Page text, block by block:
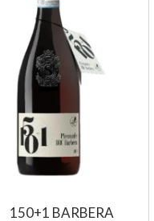
150+1 BARBERA